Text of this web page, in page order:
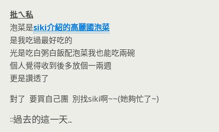
批ㄟ私
泡菜是siki介紹的高麗國泡菜
是我吃過最好吃的
光是吃白粥白飯配泡菜我也能吃兩碗
個人覺得收到後多放個一兩週
更是讚透了
對了 要買自己團 別找siki啊~~(她夠忙了~)
::過去的這一天...